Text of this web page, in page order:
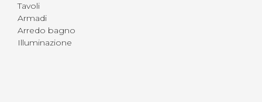
Tavoli
Armadi
Arredo bagno
Illuminazione